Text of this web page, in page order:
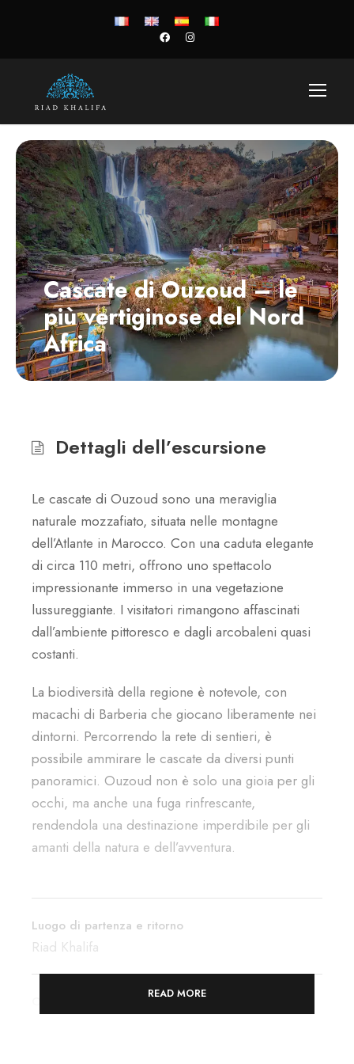
Cascate di Ouzoud – le
più vertiginose del Nord
Africa
Dettagli dell’escursione
Le cascate di Ouzoud sono una meraviglia
naturale mozzafiato, situata nelle montagne
dell’Atlante in Marocco. Con una caduta elegante
di circa 110 metri, offrono uno spettacolo
impressionante immerso in una vegetazione
lussureggiante. I visitatori rimangono affascinati
dall’ambiente pittoresco e dagli arcobaleni quasi
costanti.
La biodiversità della regione è notevole, con
macachi di Barberia che giocano liberamente nei
dintorni. Percorrendo la rete di sentieri, è
possibile ammirare le cascate da diversi punti
panoramici. Ouzoud non è solo una gioia per gli
occhi, ma anche una fuga rinfrescante,
rendendola una destinazione imperdibile per gli
amanti della natura e dell’avventura.
Luogo di partenza e ritorno
Riad Khalifa
READ MORE